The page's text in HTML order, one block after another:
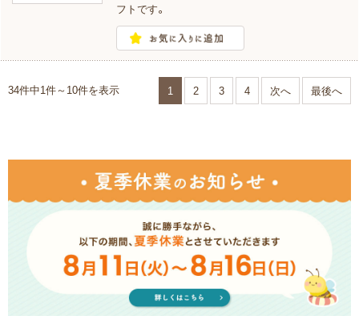
フトです。
34件中1件～10件を表示 1 2 3 4 次へ 最後へ